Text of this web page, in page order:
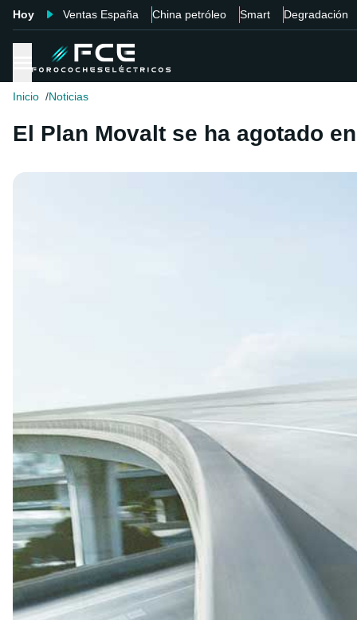
Hoy Ventas España China petróleo Smart Degradación
Inicio Noticias
El Plan Movalt se ha agotado